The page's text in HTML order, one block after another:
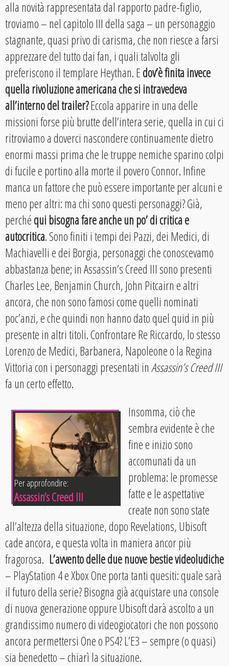
alla novità rappresentata dal rapporto padre-figlio,
troviamo – nel capitolo III della saga – un personaggio
stagnante, quasi privo di carisma, che non riesce a farsi
apprezzare del tutto dai fan, i quali talvolta gli
preferiscono il templare Heythan. Edov’è finita invece
quella rivoluzione americana che si intravedeva
all’interno del trailer?Eccola apparire in una delle
missioni forse più brutte dell’intera serie, quella in cui ci
ritroviamo a doverci nascondere continuamente dietro
enormi massi prima che le truppe nemiche sparino colpi
di fucile e portino alla morte il povero Connor. Infine
manca un fattore che può essere importante per alcuni e
meno per altri: ma chi sono questi personaggi? Già,
perchéqui bisogna fare anche un po’ di critica e
autocritica. Sono finiti i tempi dei Pazzi, dei Medici, di
Machiavelli e dei Borgia, personaggi che conoscevamo
abbastanza bene; in Assassin’s Creed III sono presenti
Charles Lee, Benjamin Church, John Pitcairn e altri
ancora, che non sono famosi come quelli nominati
poc’anzi, e che quindi non hanno dato quel quid in più
presente in altri titoli. Confrontare Re Riccardo, lo stesso
Lorenzo de Medici, Barbanera, Napoleone o la Regina
Vittoria con i personaggi presentati inAssassin’s Creed III
fa un certo effetto.
Per approfondire:
Assassin’s Creed III
Insomma, ciò che
sembra evidente è che
fine e inizio sono
accomunati da un
problema: le promesse
fatte e le aspettative
create non sono state
all’altezza della situazione, dopo Revelations, Ubisoft
cade ancora, e questa volta in maniera ancor più
fragorosa. L’avvento delle due nuove bestie videoludiche
– PlayStation 4 e Xbox One porta tanti quesiti: quale sarà
il futuro della serie? Bisogna già acquistare una console
di nuova generazione oppure Ubisoft darà ascolto a un
grandissimo numero di videogiocatori che non possono
ancora permettersi One o PS4? L’E3 – sempre (o quasi)
sia benedetto – chiarì la situazione.